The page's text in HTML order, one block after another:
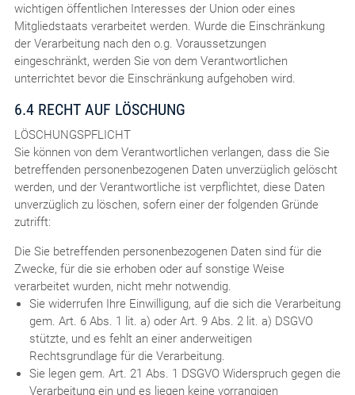
wichtigen öffentlichen Interesses der Union oder eines
Mitgliedstaats verarbeitet werden. Wurde die Einschränkung
der Verarbeitung nach den o.g. Voraussetzungen
eingeschränkt, werden Sie von dem Verantwortlichen
unterrichtet bevor die Einschränkung aufgehoben wird.
6.4 RECHT AUF LÖSCHUNG
LÖSCHUNGSPFLICHT
Sie können von dem Verantwortlichen verlangen, dass die Sie
betreffenden personenbezogenen Daten unverzüglich gelöscht
werden, und der Verantwortliche ist verpflichtet, diese Daten
unverzüglich zu löschen, sofern einer der folgenden Gründe
zutrifft:
Die Sie betreffenden personenbezogenen Daten sind für die
Zwecke, für die sie erhoben oder auf sonstige Weise
verarbeitet wurden, nicht mehr notwendig.
Sie widerrufen Ihre Einwilligung, auf die sich die Verarbeitung
gem. Art. 6 Abs. 1 lit. a) oder Art. 9 Abs. 2 lit. a) DSGVO
stützte, und es fehlt an einer anderweitigen
Rechtsgrundlage für die Verarbeitung.
Sie legen gem. Art. 21 Abs. 1 DSGVO Widerspruch gegen die
Verarbeitung ein und es liegen keine vorrangigen